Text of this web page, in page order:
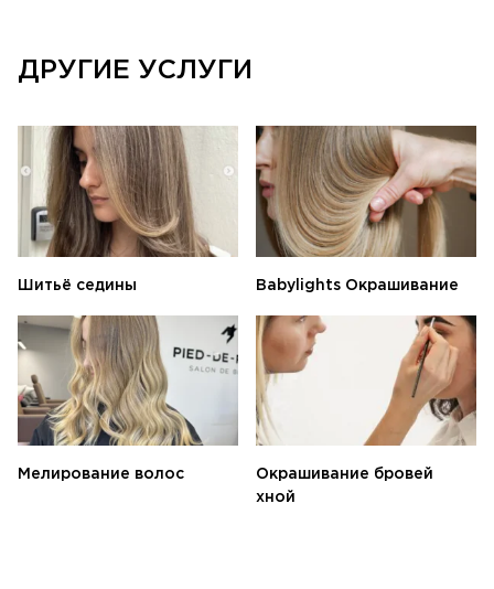
ДРУГИЕ УСЛУГИ
Шитьё седины Babylights Окрашивание
Мелирование волос
Окрашивание бровей
хной